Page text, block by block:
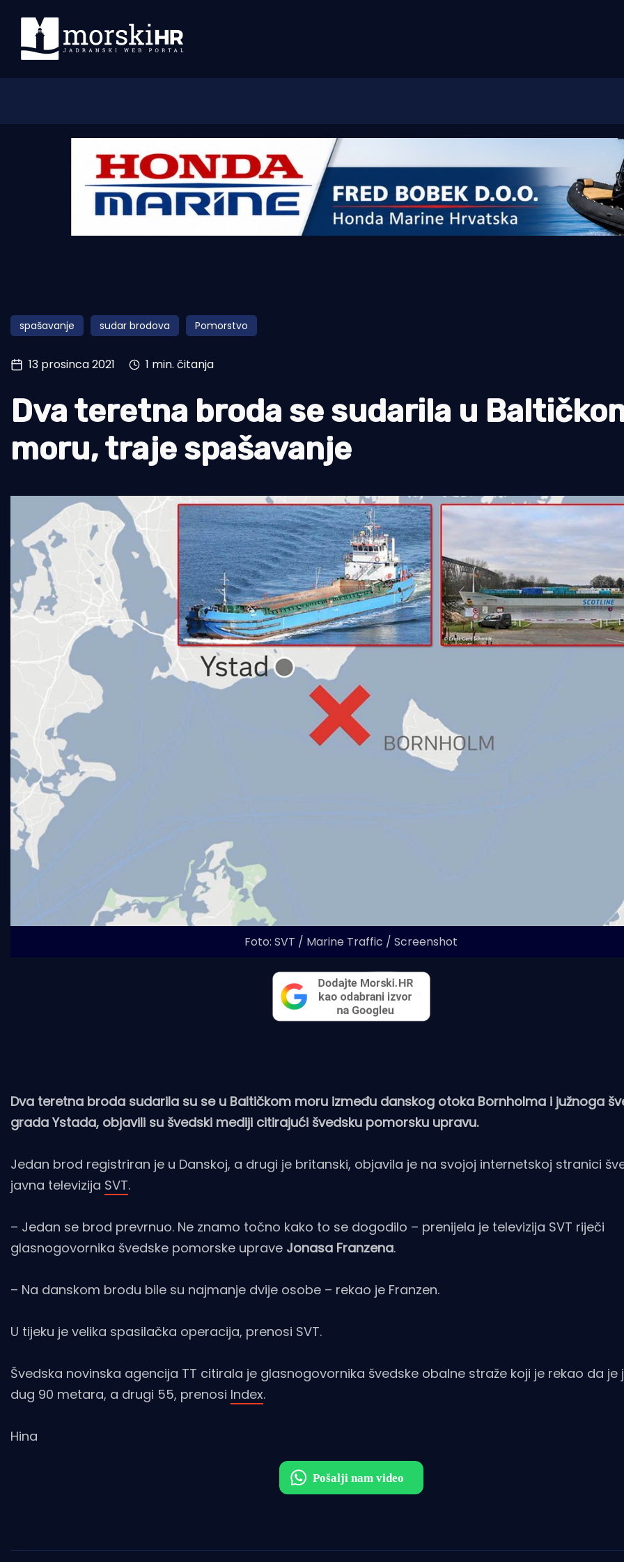
Morski plus
Pomorstvo
Ribolov
Tradicija i kultura
spašavanje sudar brodova Pomorstvo
13 prosinca 2021 1 min. čitanja
Dva teretna broda se sudarila u
moru, traje spašavanje
Foto: SVT / Marine Traffic / Screenshot
Dva teretna broda sudarila su se u Baltičkom moru između danskog otoka Bornholma i južnoga
grada Ystada, objavili su švedski mediji citirajući švedsku pomorsku upravu.
Jedan brod registriran je u Danskoj, a drugi je britanski, objavila je na svojoj internetskoj stranici
javna televizija SVT.
– Jedan se brod prevrnuo. Ne znamo točno kako to se dogodilo – prenijela je televizija SVT riječi
glasnogovornika švedske pomorske uprave Jonasa Franzena.
– Na danskom brodu bile su najmanje dvije osobe – rekao je Franzen.
U tijeku je velika spasilačka operacija, prenosi SVT.
Švedska novinska agencija TT citirala je glasnogovornika švedske obalne straže koji je rekao da
dug 90 metara, a drugi 55, prenosi Index.
Hina